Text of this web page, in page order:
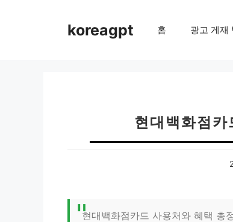
koreagpt 홈 광고 게
현대백화점
현대백화점카드 사용처와 혜택 총